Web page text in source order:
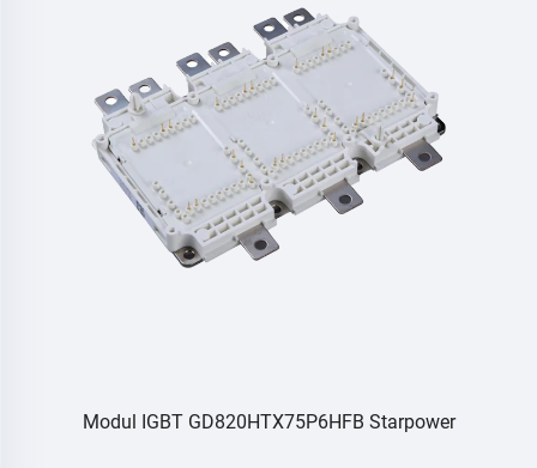
Modul IGBT GD820HTX75P6HFB Starpower